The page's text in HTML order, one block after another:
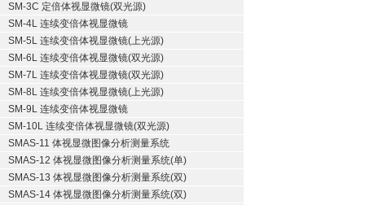
SM-3C 定倍体视显微镜(双光源)
SM-4L 连续变倍体视显微镜
SM-5L 连续变倍体视显微镜(上光源)
SM-6L 连续变倍体视显微镜(双光源)
SM-7L 连续变倍体视显微镜(双光源)
SM-8L 连续变倍体视显微镜(上光源)
SM-9L 连续变倍体视显微镜
SM-10L 连续变倍体视显微镜(双光源)
SMAS-11 体视显微图像分析测量系统
SMAS-12 体视显微图像分析测量系统(单)
SMAS-13 体视显微图像分析测量系统(双)
SMAS-14 体视显微图像分析测量系统(双)